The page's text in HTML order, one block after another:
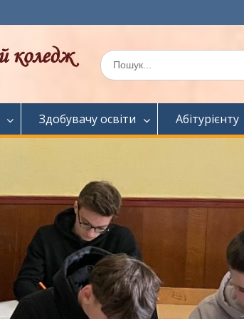
Шукати:
Здобувачу освіти Абітурієнту